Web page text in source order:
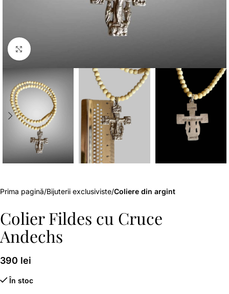
Click to enlarge
Prima pagină Bijuterii exclusiviste Coliere din argint
Colier Fildes cu Cruce
Andechs
390 lei
În stoc